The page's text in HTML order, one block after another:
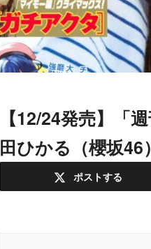
【12/24発売】「週刊少年マガジン 2026年 4・5 合併号」表紙：森
田ひかる（櫻坂46）
ポストする